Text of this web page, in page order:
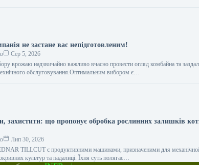
не застане вас непідготовленим!
Сер 5, 2026
врожаю надзвичайно важливо вчасно провести огляд комбайна та
обслуговування.Оптимальним вибором є…
захистити: що пропонує обробка рослинних залишків
Лип 30, 2026
TILLCUT є продуктивними машинами, призначеними для
культур та падалиці. Їхня суть полягає…